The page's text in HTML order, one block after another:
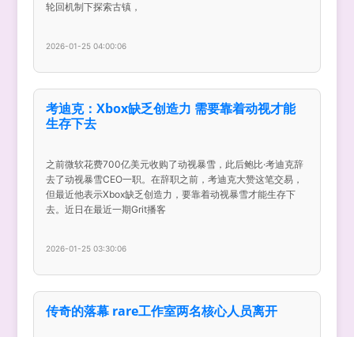
轮回机制下探索古镇，
2026-01-25 04:00:06
考迪克：Xbox缺乏创造力 需要靠着动视才能
生存下去
之前微软花费700亿美元收购了动视暴雪，此后鲍比·考迪克辞
去了动视暴雪CEO一职。在辞职之前，考迪克大赞这笔交易，
但最近他表示Xbox缺乏创造力，要靠着动视暴雪才能生存下
去。近日在最近一期Grit播客
2026-01-25 03:30:06
传奇的落幕 rare工作室两名核心人员离开